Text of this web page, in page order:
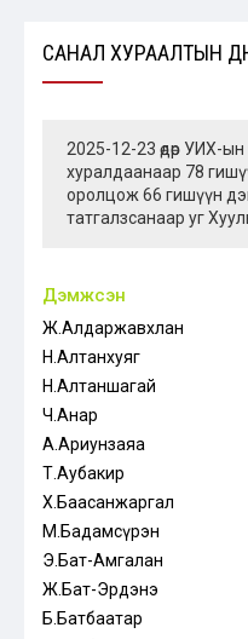
САНАЛ ХУРААЛТЫН
2025-12-23 өдөр УИХ-
хуралдаанаар 78
оролцож 66 гишүүн
татгалзсанаар уг
Дэмжсэн
Ж.Алдаржавхлан
Н.Алтанхуяг
Н.Алтаншагай
Ч.Анар
А.Ариунзаяа
Т.Аубакир
Х.Баасанжаргал
М.Бадамсүрэн
Э.Бат-Амгалан
Ж.Бат-Эрдэнэ
Б.Батбаатар